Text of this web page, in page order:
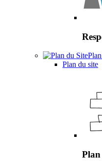
Plan du site